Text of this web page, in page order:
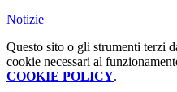
Notizie
Questo sito o gli strumenti terzi
cookie necessari al
COOKIE POLICY.